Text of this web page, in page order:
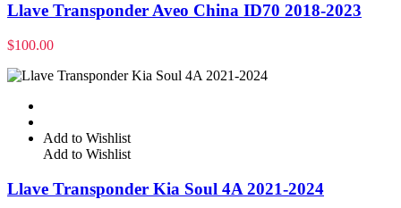
Llave Transponder Aveo China ID70 2018-2023
$100.00
Add to Wishlist
Add to Wishlist
Llave Transponder Kia Soul 4A 2021-2024